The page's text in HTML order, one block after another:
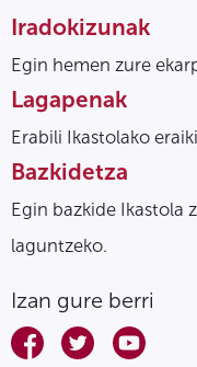
Iradokizunak
Egin hemen zure
Lagapenak
Erabili Ikastolako
Bazkidetza
Egin bazkide Ikastola
laguntzeko.
Izan gure berri